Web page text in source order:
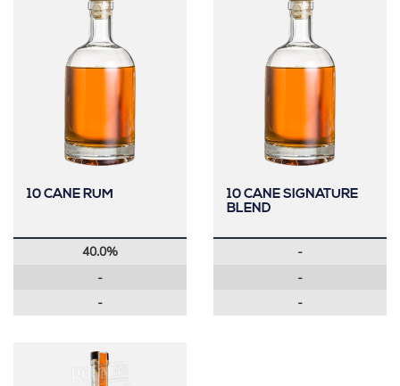
10 CANE RUM
40.0%
-
-
10 CANE SIGNATURE
BLEND
-
-
-